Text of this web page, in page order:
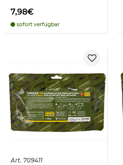
7,98€
sofort verfügbar
Art. 709411